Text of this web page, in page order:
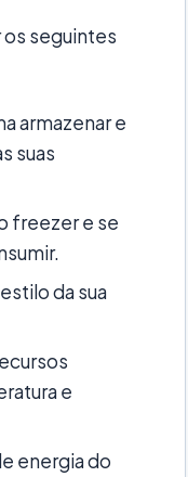
seguintes
armazenar e
suas
freezer e se
da sua
e
energia do